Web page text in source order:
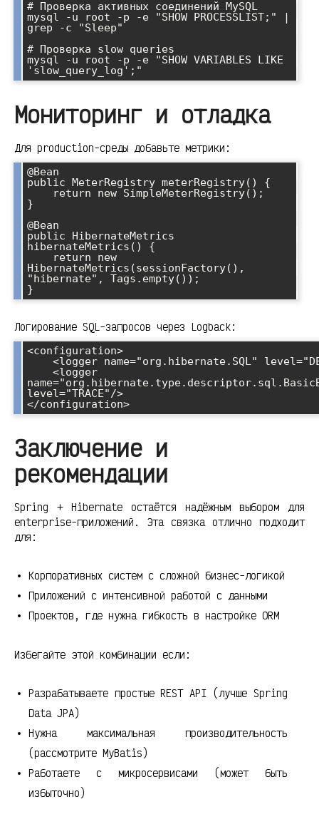
# Проверка активных соединений MySQL
mysql -u root -p -e "SHOW PROCESSLIST;" |
grep -c "Sleep"
# Проверка slow queries
mysql -u root -p -e "SHOW VARIABLES LIKE
'slow_query_log';"
Мониторинг и отладка
Для production-среды добавьте метрики:
@Bean
public MeterRegistry meterRegistry() {
}
@Bean
public HibernateMetrics
hibernateMetrics() {
HibernateMetrics(sessionFactory(),
"hibernate", Tags.empty());
}
Логирование SQL-запросов через Logback:
<configuration>
level="TRACE"/>
</configuration>
Заключение и
рекомендации
Spring + Hibernate остаётся надёжным выбором для
enterprise-приложений. Эта связка отлично подходит
для:
Корпоративных систем с сложной бизнес-логикой
Приложений с интенсивной работой с данными
Проектов, где нужна гибкость в настройке ORM
Избегайте этой комбинации если:
Разрабатываете простые REST API (лучше Spring
Data JPA)
Нужна максимальная производительность
(рассмотрите MyBatis)
Работаете с микросервисами (может быть
избыточно)